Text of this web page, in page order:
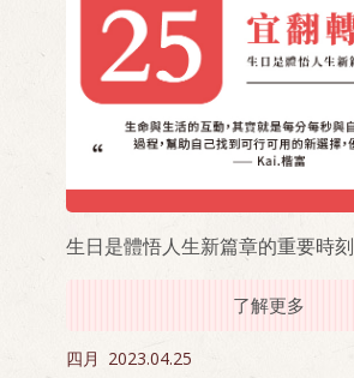
生日是體悟人生新篇章的重要時刻
了解更多
四月 2023.04.25